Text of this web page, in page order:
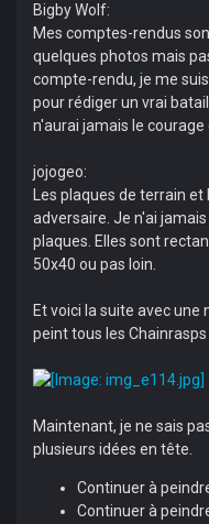
Bigby Wolf:
Mes comptes-rendus
quelques photos mais
compte-rendu, je me
pour rédiger un vrai
n'aurai jamais le courage
jojogeo:
Les plaques de terrain
adversaire. Je n'ai
plaques. Elles sont
50x40 ou pas loin.
Et voici la suite avec
peint tous les
Maintenant, je ne sais
plusieurs idées en tête.
Continuer à
Continuer à